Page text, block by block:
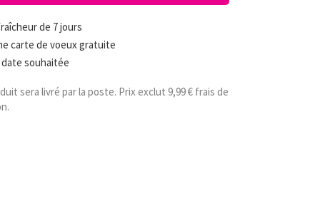
de 7 jours
carte de voeux gratuite
date souhaitée
sera livré par la poste. Prix exclut 9,99 € frais de